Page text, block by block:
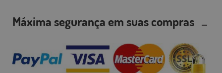
Máxima segurança em suas compras